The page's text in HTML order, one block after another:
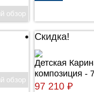
Скидка!
Детская
композиция -
97 210₽